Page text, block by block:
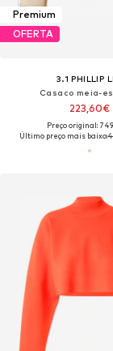
Premium
OFERTA
3.1 PHILLIP
Casaco meia-
223,60€
Preço original:
Último preço mais baixo: